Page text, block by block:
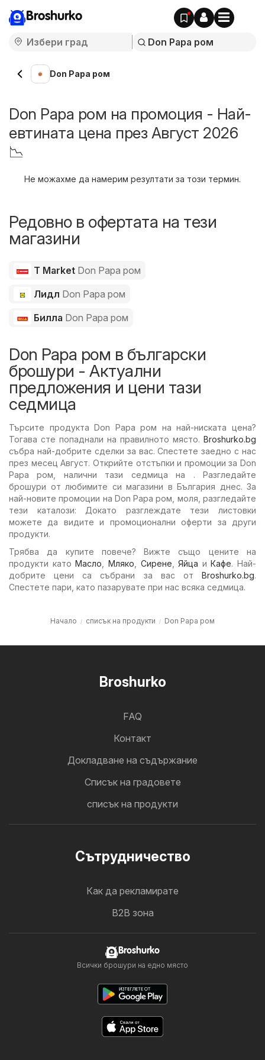
Broshurko
Don Papa ром
Don Papa ром на промоция - Най-
евтината цена през Август 2026
📉
Не можахме да намерим резултати за този термин.
Редовно в офертата на тези
магазини
T Market Don Papa ром
Лидл Don Papa ром
Билла Don Papa ром
Don Papa ром в български
брошури - Актуални
предложения и цени тази
седмица
Търсите продукта Don Papa ром на най-ниската цена?
Тогава сте попаднали на правилното място. Broshurko.bg
събра най-добрите сделки за вас. Спестете заедно с нас
през месец Август. Открийте отстъпки и промоции за Don
Papa ром, налични тази седмица на . Разгледайте
брошури от любимите си магазини в България днес. За
най-новите промоции на Don Papa ром, моля, разгледайте
тези каталози: Докато разглеждате тези листовки
можете да видите и промоционални оферти за други
продукти.
Трябва да купите повече? Вижте също цените на
продукти катоМасло Мляко Сирене ,Яйца иКафе. Най-
добрите цени са събрани за вас от Broshurko.bg.
Спестете пари, като пазарувате при нас всяка седмица.
Начало списък на продукти Don Papa ром
Broshurko
FAQ
Контакт
Докладване на съдържание
Cписък на градовете
списък на продукти
Cътрудничество
Как да рекламирате
B2B зона
Broshurko
Всички брошури на едно място